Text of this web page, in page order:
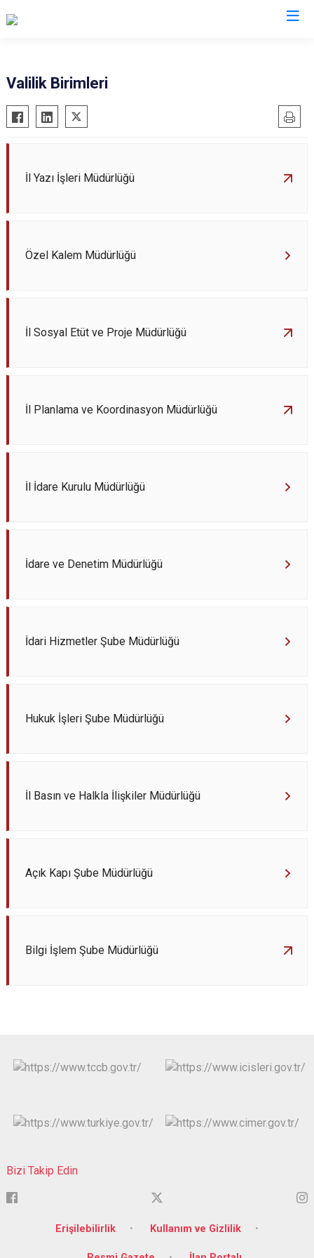
Valilik Birimleri
İl Yazı İşleri Müdürlüğü
Özel Kalem Müdürlüğü
İl Sosyal Etüt ve Proje Müdürlüğü
İl Planlama ve Koordinasyon Müdürlüğü
İl İdare Kurulu Müdürlüğü
İdare ve Denetim Müdürlüğü
İdari Hizmetler Şube Müdürlüğü
Hukuk İşleri Şube Müdürlüğü
İl Basın ve Halkla İlişkiler Müdürlüğü
Açık Kapı Şube Müdürlüğü
Bilgi İşlem Şube Müdürlüğü
Bizi Takip Edin
Erişilebilirlik Kullanım ve Gizlilik